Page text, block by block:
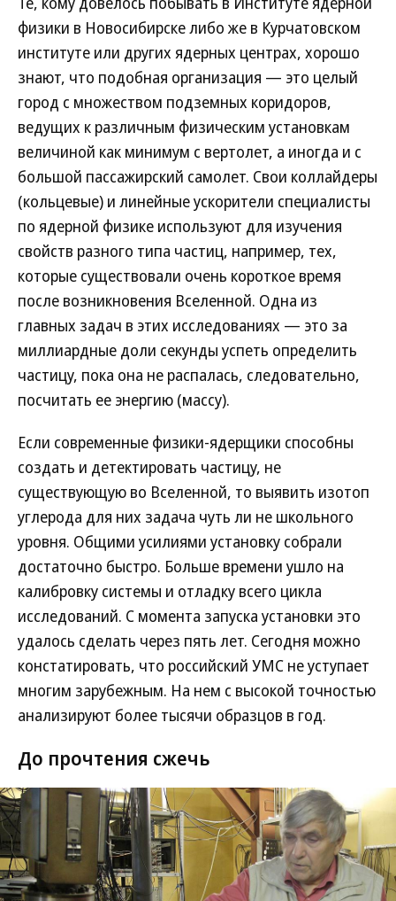
физики в Новосибирске либо же в Курчатовском
институте или других ядерных центрах, хорошо
знают, что подобная организация — это целый
город с множеством подземных коридоров,
ведущих к различным физическим установкам
величиной как минимум с вертолет, а иногда и с
большой пассажирский самолет. Свои коллайдеры
(кольцевые) и линейные ускорители специалисты
по ядерной физике используют для изучения
свойств разного типа частиц, например, тех,
которые существовали очень короткое время
после возникновения Вселенной. Одна из
главных задач в этих исследованиях — это за
миллиардные доли секунды успеть определить
частицу, пока она не распалась, следовательно,
посчитать ее энергию (массу).
Если современные физики-ядерщики способны
создать и детектировать частицу, не
существующую во Вселенной, то выявить изотоп
углерода для них задача чуть ли не школьного
уровня. Общими усилиями установку собрали
достаточно быстро. Больше времени ушло на
калибровку системы и отладку всего цикла
исследований. С момента запуска установки это
удалось сделать через пять лет. Сегодня можно
констатировать, что российский УМС не уступает
многим зарубежным. На нем с высокой точностью
анализируют более тысячи образцов в год.
До прочтения сжечь